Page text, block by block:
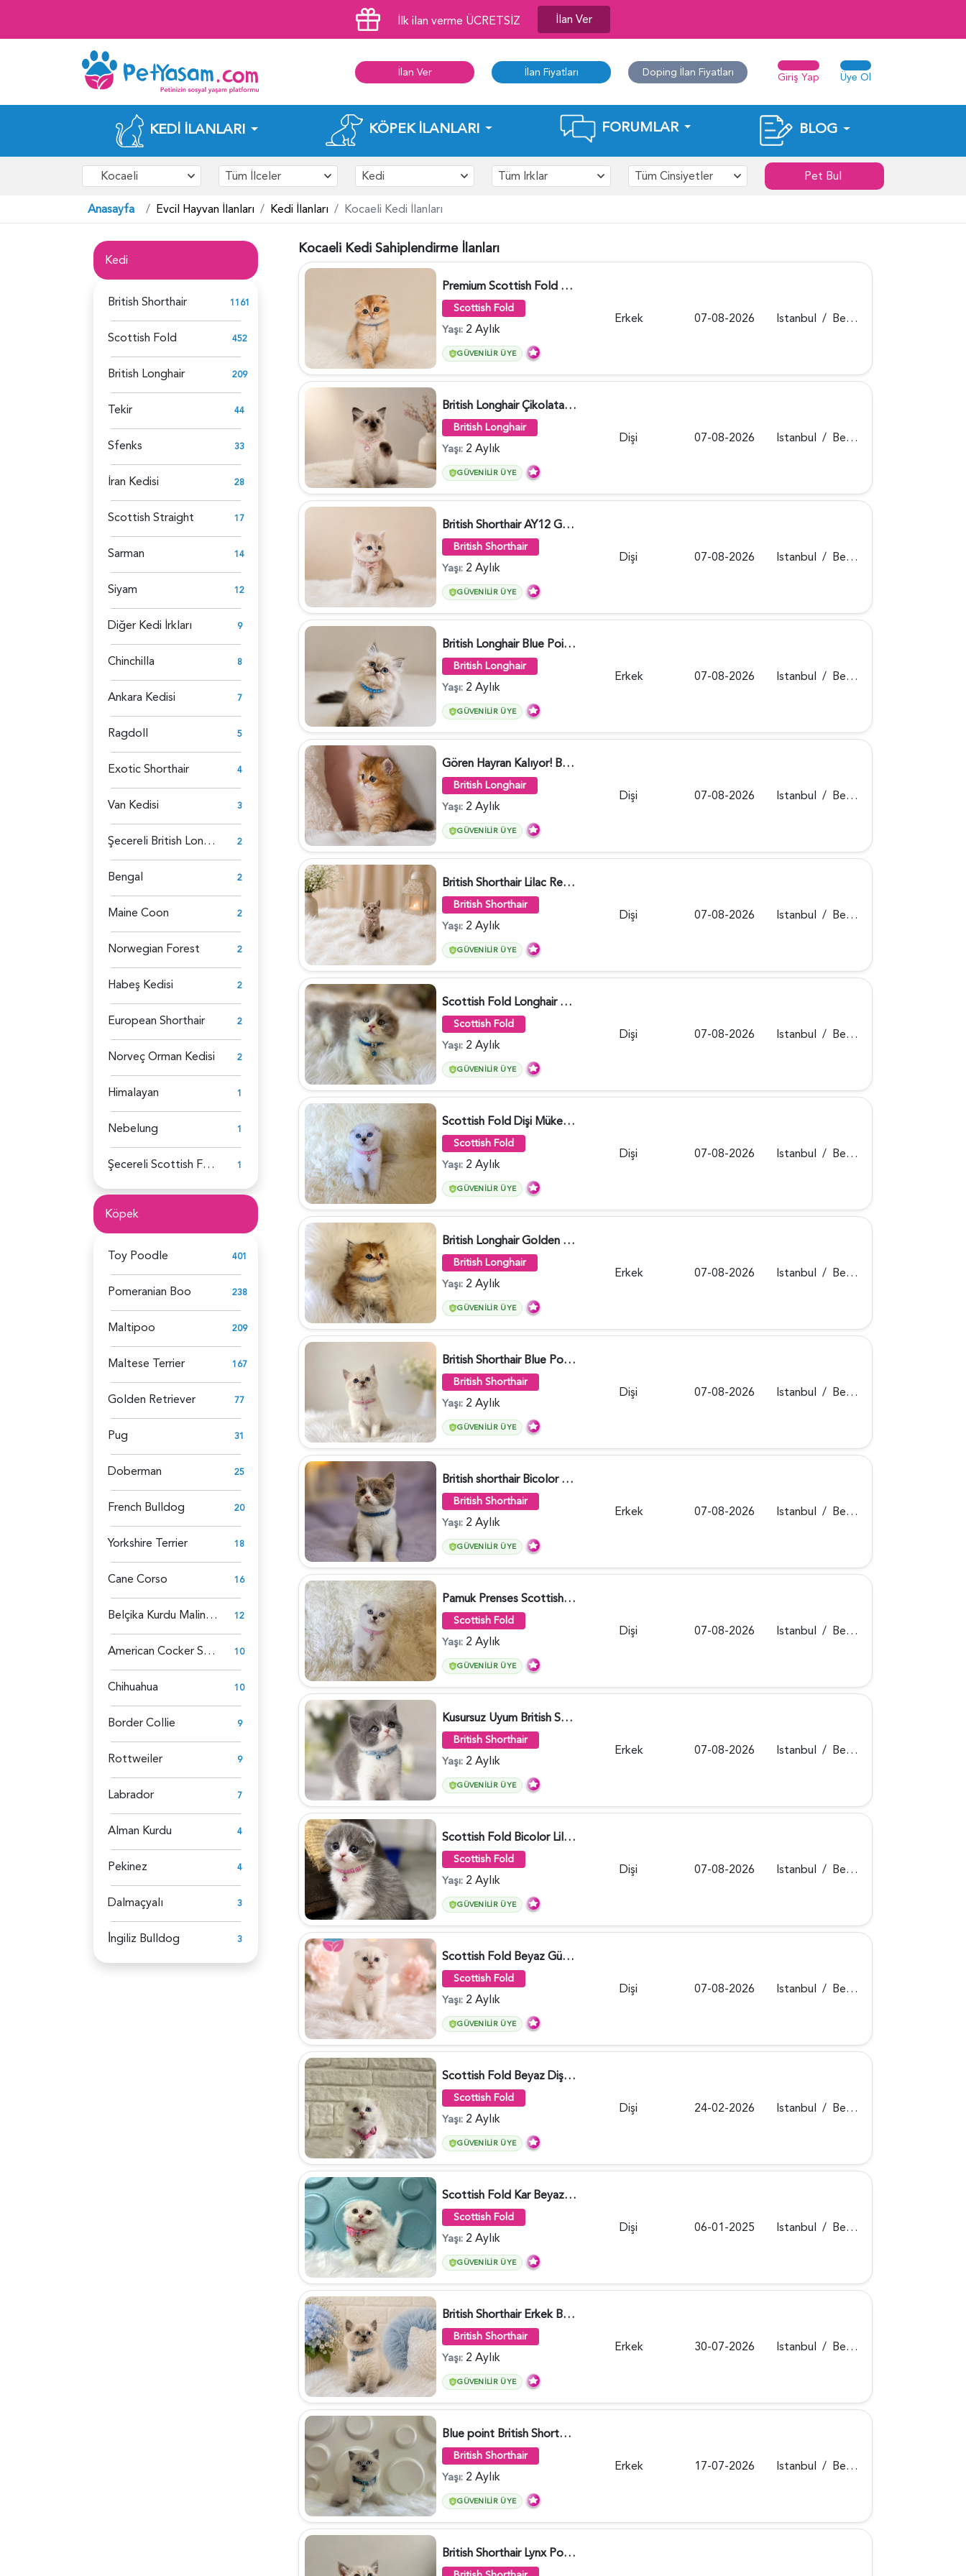
İlk ilan verme ÜCRETSİZ İlan Ver
İlan Ver İlan Fiyatları Doping İlan Fiyatları Giriş Yap Üye Ol
KEDI İLANLARI KÖPEK İLANLARI FORUMLAR BLOG
Kocaeli Tüm İlceler Kedi Tüm Irklar Tüm Cinsiyetler Pet Bul
Anasayfa Evcil Hayvan İlanları Kedi İlanları Kocaeli Kedi İlanları
Kedi
British Shorthair 1161
Scottish Fold 452
British Longhair 209
Tekir 44
Sfenks 33
İran Kedisi 28
Scottish Straight 17
Sarman 14
Siyam 12
Diğer Kedi İrkları 9
Chinchilla 8
Ankara Kedisi 7
Ragdoll 5
Exotic Shorthair 4
Van Kedisi 3
Şecereli British Longhair 2
Bengal 2
Maine Coon 2
Norwegian Forest 2
Habeş Kedisi 2
European Shorthair 2
Norveç Orman Kedisi 2
Himalayan 1
Nebelung 1
Şecereli Scottish Fold 1
Köpek
Toy Poodle 401
Pomeranian Boo 238
Maltipoo 209
Maltese Terrier 167
Golden Retriever 77
Pug 31
Doberman 25
French Bulldog 20
Yorkshire Terrier 18
Cane Corso 16
Belçika Kurdu Malinois 12
American Cocker Spaniel 10
Chihuahua 10
Border Collie 9
Rottweiler 9
Labrador 7
Alman Kurdu 4
Pekinez 4
Dalmaçyalı 3
İ̇ngiliz Bulldog 3
Kocaeli Kedi Sahiplendirme İlanları
Premium Scottish Fold Golden Yavru - 6400
Scottish Fold
Yaşı: 2 Aylık
GÜVENILIR ÜYE
Erkek 07-08-2026 Istanbul / Beykoz
British Longhair Çikolatalı Sütlü Dişi Yavrumuz - 6347
British Longhair
Yaşı: 2 Aylık
GÜVENILIR ÜYE
Dişi 07-08-2026 Istanbul / Beykoz
British Shorthair AY12 Güzel Kızımız - 6349
British Shorthair
Yaşı: 2 Aylık
GÜVENILIR ÜYE
Dişi 07-08-2026 Istanbul / Beykoz
British Longhair Blue Point Erkek Pofuduk Yavrumuz - 6348
British Longhair
Yaşı: 2 Aylık
GÜVENILIR ÜYE
Erkek 07-08-2026 Istanbul / Beykoz
Gören Hayran Kalıyor! British Longhair Golden Dişi - 6345
British Longhair
Yaşı: 2 Aylık
GÜVENILIR ÜYE
Dişi 07-08-2026 Istanbul / Beykoz
British Shorthair Lilac Renk Dişi Yavrumuz - 4646
British Shorthair
Yaşı: 2 Aylık
GÜVENILIR ÜYE
Dişi 07-08-2026 Istanbul / Beykoz
Scottish Fold Longhair Lilac Bi Color 2 Aylık - 5908
Scottish Fold
Yaşı: 2 Aylık
GÜVENILIR ÜYE
Dişi 07-08-2026 Istanbul / Beykoz
Scottish Fold Dişi Mükemmel Yavrumuz - 5909
Scottish Fold
Yaşı: 2 Aylık
GÜVENILIR ÜYE
Dişi 07-08-2026 Istanbul / Beykoz
British Longhair Golden Erkek Yavrumuz - 5910
British Longhair
Yaşı: 2 Aylık
GÜVENILIR ÜYE
Erkek 07-08-2026 Istanbul / Beykoz
British Shorthair Blue Point Kızımız 2 Aylık - 5149
British Shorthair
Yaşı: 2 Aylık
GÜVENILIR ÜYE
Dişi 07-08-2026 Istanbul / Beykoz
British shorthair Bicolor Lilac Erkek - 5905
British Shorthair
Yaşı: 2 Aylık
GÜVENILIR ÜYE
Erkek 07-08-2026 Istanbul / Beykoz
Pamuk Prenses Scottish Fold Maviş Yavrumuz - 6009
Scottish Fold
Yaşı: 2 Aylık
GÜVENILIR ÜYE
Dişi 07-08-2026 Istanbul / Beykoz
Kusursuz Uyum British Shorthair Bi Color Erkek - 6011
British Shorthair
Yaşı: 2 Aylık
GÜVENILIR ÜYE
Erkek 07-08-2026 Istanbul / Beykoz
Scottish Fold Bicolor Lilac Dişi - 6014
Scottish Fold
Yaşı: 2 Aylık
GÜVENILIR ÜYE
Dişi 07-08-2026 Istanbul / Beykoz
Scottish Fold Beyaz Güzellik 2 Aylık - 4690
Scottish Fold
Yaşı: 2 Aylık
GÜVENILIR ÜYE
Dişi 07-08-2026 Istanbul / Beykoz
Scottish Fold Beyaz Dişi Baby Face 2 Aylık - 3704
Scottish Fold
Yaşı: 2 Aylık
GÜVENILIR ÜYE
Dişi 24-02-2026 Istanbul / Beykoz
Scottish Fold Kar Beyazı Dişi 2 Aylık - 2980
Scottish Fold
Yaşı: 2 Aylık
GÜVENILIR ÜYE
Dişi 06-01-2025 Istanbul / Beykoz
British Shorthair Erkek Bluepoint 2 Aylık - 4448
British Shorthair
Yaşı: 2 Aylık
GÜVENILIR ÜYE
Erkek 30-07-2026 Istanbul / Beykoz
Blue point British Shorthair Kedim 2 Aylık - 4132
British Shorthair
Yaşı: 2 Aylık
GÜVENILIR ÜYE
Erkek 17-07-2026 Istanbul / Beykoz
British Shorthair Lynx Point Dişi Yavrumuz Yuva Arıyor - 5148